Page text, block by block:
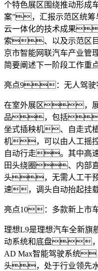
个特色展区围绕推动形成
案”，汇报示范区统筹
云一体化的技术成果
索、以及示范区
京市智能网联汽车产业
简要阐述下一阶段工作
亮点9：无人驾驶
在室外展区，展
品，包括
坐式插秧机、自走式
机，可以由人工摇
自动行走。其中高
田头绕圈、内部
头，无需人工干
速，调头自动抬起挂
亮点10：多款新上市
理想L9是理想汽车全新
动系统和底盘
AD Max智能驾驶系统
头，处于行业领先